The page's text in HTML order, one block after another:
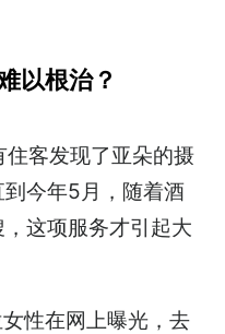
以根治？
客发现了亚朵的摄
今年5月，随着酒
这项服务才引起大
性在网上曝光，去